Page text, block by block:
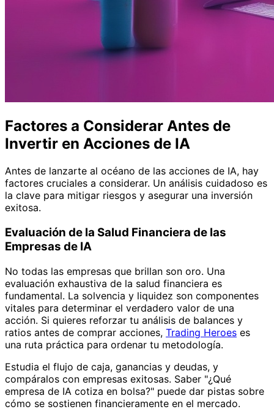
Factores a Considerar Antes de
Invertir en Acciones de IA
Antes de lanzarte al océano de las acciones de IA, hay
factores cruciales a considerar. Un análisis cuidadoso es
la clave para mitigar riesgos y asegurar una inversión
exitosa.
Evaluación de la Salud Financiera de las
Empresas de IA
No todas las empresas que brillan son oro. Una
evaluación exhaustiva de la salud financiera es
fundamental. La solvencia y liquidez son componentes
vitales para determinar el verdadero valor de una
acción. Si quieres reforzar tu análisis de balances y
ratios antes de comprar acciones, Trading Heroes es
una ruta práctica para ordenar tu metodología.
Estudia el flujo de caja, ganancias y deudas, y
compáralos con empresas exitosas. Saber "¿Qué
empresa de IA cotiza en bolsa?" puede dar pistas sobre
cómo se sostienen financieramente en el mercado.